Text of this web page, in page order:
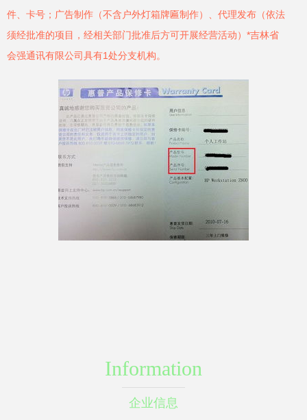
件、卡号；广告制作（不含户外灯箱牌匾制作）、代理发布（依法
须经批准的项目，经相关部门批准后方可开展经营活动）*吉林省
会强通讯有限公司具有1处分支机构。
Information
企业信息